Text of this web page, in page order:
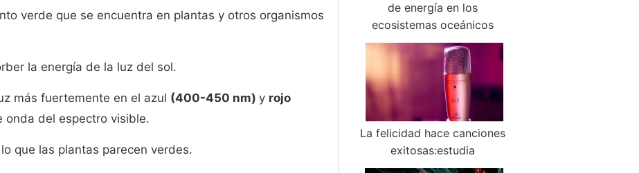
verde que se encuentra en plantas y otros organismos
la energía de la luz del sol.
más fuertemente en el azul (400-450 nm) y rojo
onda del espectro visible.
que las plantas parecen verdes.
de energía en los
ecosistemas oceánicos
La felicidad hace canciones
exitosas:estudia